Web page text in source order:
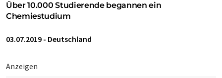
Über 10.000 Studierende begannen ein
Chemiestudium
03.07.2019 - Deutschland
Anzeigen